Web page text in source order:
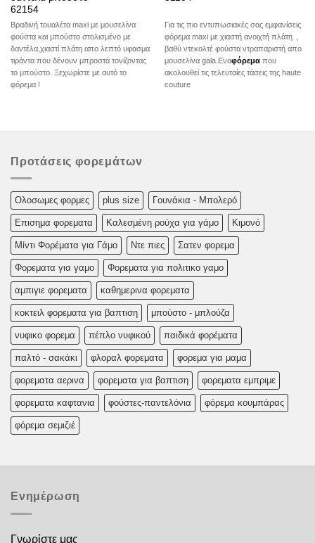
62154
Βραδινή τουαλέτα maxi με μουσελίνα
φούστα και μπούστο στολισμένο με
δαντέλα,χιαστί πλάτη απο λεπτό υφασμα
τιράντα που δένουν μπροστά τονίζοντας
το μπούστο. Ξεχωρίστε με αυτό το
φόρεμα !
Για τις πιο εντυπωσιακές σας εμφανίσεις
φόρεμα maxi με χιαστή ανοιχτή πλάτη ,
βαθύ ντεκολτέ φούστα ντραπαριστή απο
μουσελίνα gala.Eναφόρεμαπου
ακολουθεί τις τελευταίες τάσεις της haute
couture
Προτάσεις φορεμάτων
Oλoσωμες φoρμες plus size Γουνάκια - Μπολερό
Επισημα φορεματα Καλεσμένη ρούχα για γάμο Κιμονό
Μίντι Φορέματα για Γάμο Ντε πιες Σατεν φορεμα
Φορεματα για γαμο Φορεματα για πολιτικο γαμο
αμπιγιε φορεματα καθημερινα φορεματα
κοκτειλ φορεματα για βαπτιση μπούστο - μπλούζα
νυφικο φορεμα πέπλο νυφικού παιδικά φορέματα
παλτό - σακάκι φλοραλ φορεματα φορεμα για μαμα
φορεματα αερινα φορεματα για βαπτιση φορεματα εμπριμε
φορεματα καφτανια φούστες-παντελόνια φόρεμα κουμπάρας
φόρεμα σεμιζιέ
Ενημέρωση
Γνωρίστε μας